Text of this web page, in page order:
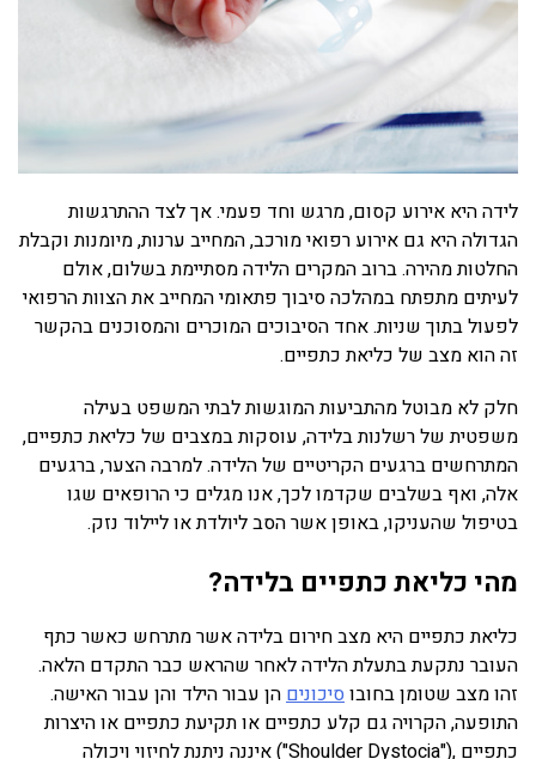
לידה היא אירוע קסום, מרגש וחד פעמי. אך לצד ההתרגשות
הגדולה היא גם אירוע רפואי מורכב, המחייב ערנות, מיומנות וקבלת
החלטות מהירה. ברוב המקרים הלידה מסתיימת בשלום, אולם
לעיתים מתפתח במהלכה סיבוך פתאומי המחייב את הצוות הרפואי
לפעול בתוך שניות. אחד הסיבוכים המוכרים והמסוכנים בהקשר
זה הוא מצב של כליאת כתפיים.
חלק לא מבוטל מהתביעות המוגשות לבתי המשפט בעילה
משפטית של רשלנות בלידה, עוסקות במצבים של כליאת כתפיים,
המתרחשים ברגעים הקריטיים של הלידה. למרבה הצער, ברגעים
אלה, ואף בשלבים שקדמו לכך, אנו מגלים כי הרופאים שגו
בטיפול שהעניקו, באופן אשר הסב ליולדת או ליילוד נזק.
מהי כליאת כתפיים בלידה?
כליאת כתפיים היא מצב חירום בלידה אשר מתרחש כאשר כתף
העובר נתקעת בתעלת הלידה לאחר שהראש כבר התקדם הלאה.
זהו מצב שטומן בחובוסיכוניםהן עבור הילד והן עבור האישה.
התופעה, הקרויה גם קלע כתפיים או תקיעת כתפיים או היצרות
כתפיים ,("Shoulder Dystocia") איננה ניתנת לחיזוי ויכולה